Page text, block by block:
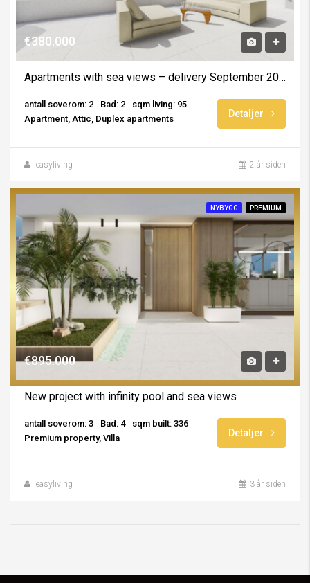
€380.000
Apartments with sea views – delivery September 2025
antall soverom: 2 Bad: 2
sqm living: 95
Apartment, Attic, Duplex apartments
Detaljer
easyliving 2 år siden
NYBYGG PREMIUM
€895.000
New project with infinity pool and sea views
antall soverom: 3 Bad: 4
sqm built: 336
Premium property, Villa
Detaljer
easyliving 3 år siden